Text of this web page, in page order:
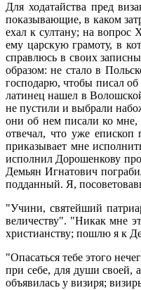
Для ходатайства пред
показывающие, в каком
ехал к султану; на вопрос
ему царскую грамоту, в
справлюсь в своих
образом: не стало в
господарю, чтобы писал об
латинец нашел в
не пустили и выбрали
они об нем писали ко
отвечал, что уже
приказывает мне
исполнил Дорошенкову
Демьян Игнатович
подданный. Я,
"Учини, святейший
величеству". "Никак мне
христианству; пошлю я к
"Опасаться тебе этого
при себе, для души своей,
объявилась у визиря;